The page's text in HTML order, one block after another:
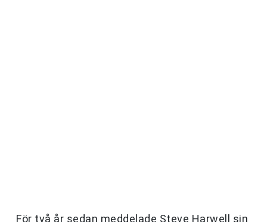
För två år sedan meddelade Steve Harwell sin